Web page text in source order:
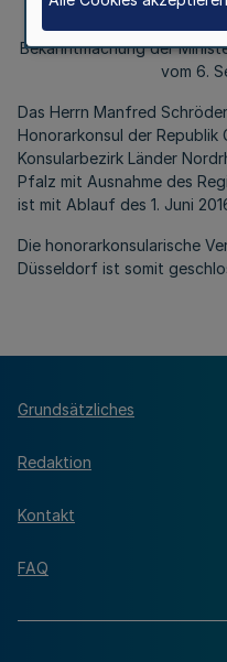
Bekanntmachung der
vom 6.
Das Herrn Manfred
Honorarkonsul der Republik
Konsularbezirk Länder
Pfalz mit Ausnahme des
ist mit Ablauf des 1. Juni
Die honorarkonsularische
Düsseldorf ist somit
Grundsätzliches
Redaktion
Kontakt
FAQ